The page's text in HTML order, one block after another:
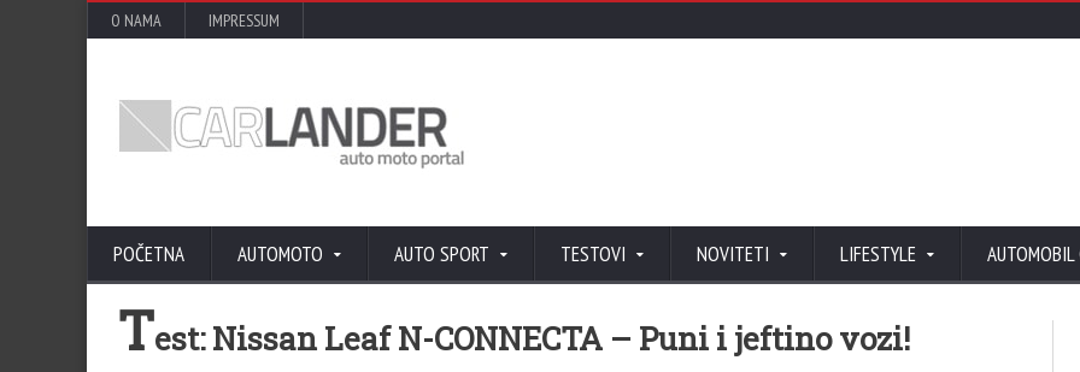
O NAMA IMPRESSUM
POČETNA AUTOMOTO AUTO SPORT TESTOVI NOVITETI LIFESTYLE AUTOMOBIL
Test: Nissan Leaf N-CONNECTA – Puni i jeftino vozi!